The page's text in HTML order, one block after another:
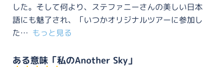
した。そして何より、ステファニーさんの美しい日本
語にも魅了され、「いつかオリジナルツアーに参加し
た
もっと見る
ある意味「私のAnother Sky」